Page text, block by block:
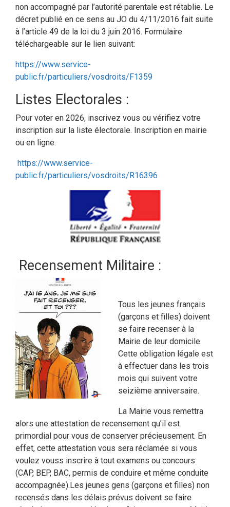
non accompagné par l’autorité parentale est rétablie. Le
décret publié en ce sens au JO du 4/11/2016 fait suite
à l’article 49 de la loi du 3 juin 2016. Formulaire
téléchargeable sur le lien suivant:
https://www.service-
public.fr/particuliers/vosdroits/F1359
Listes Electorales :
Pour voter en 2026, inscrivez vous ou vérifiez votre
inscription sur la liste électorale. Inscription en mairie
ou en ligne.
https://www.service-
public.fr/particuliers/vosdroits/R16396
Recensement Militaire :
Tous les jeunes français
(garçons et filles) doivent
se faire recenser à la
Mairie de leur domicile.
Cette obligation légale est
à effectuer dans les trois
mois qui suivent votre
seizième anniversaire.
La Mairie vous remettra
alors une attestation de recensement qu’il est
primordial pour vous de conserver précieusement. En
effet, cette attestation vous sera réclamée si vous
voulez vouss inscrire à tout examens ou concours
(CAP, BEP, BAC, permis de conduire et même conduite
accompagnée).Les jeunes gens (garçons et filles) non
recensés dans les délais prévus doivent se faire